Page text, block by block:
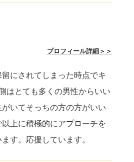
プロフィール詳細＞＞
にされてしまった時点でキ
はとても多くの男性からいい
いてそっちの方の方がいい
上に積極的にアプローチを
す。応援しています。